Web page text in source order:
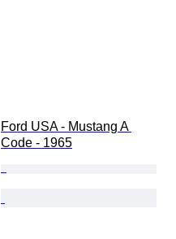
Ford USA - Mustang A
Code - 1965